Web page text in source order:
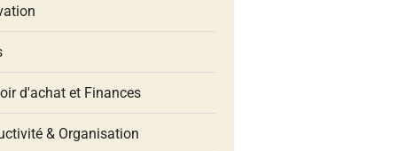
d'achat et Finances
& Organisation